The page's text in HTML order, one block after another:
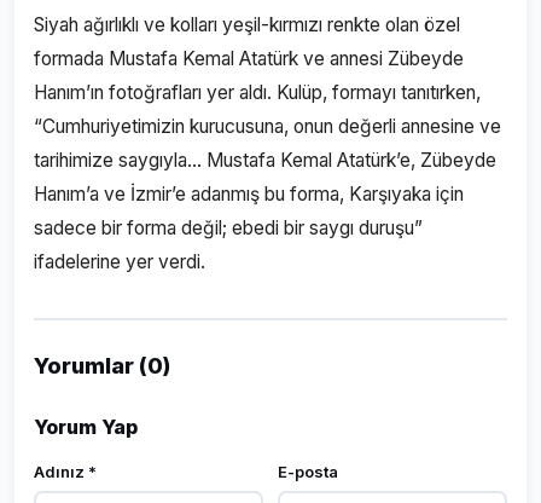
Siyah ağırlıklı ve kolları yeşil-kırmızı renkte olan özel
formada Mustafa Kemal Atatürk ve annesi Zübeyde
Hanım’ın fotoğrafları yer aldı. Kulüp, formayı tanıtırken,
“Cumhuriyetimizin kurucusuna, onun değerli annesine ve
tarihimize saygıyla… Mustafa Kemal Atatürk’e, Zübeyde
Hanım’a ve İzmir’e adanmış bu forma, Karşıyaka için
sadece bir forma değil; ebedi bir saygı duruşu”
ifadelerine yer verdi.
Yorumlar (0)
Yorum Yap
Adınız * E-posta